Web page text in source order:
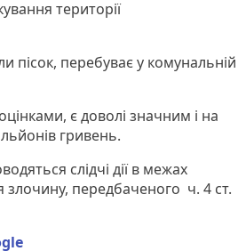
території
пісок, перебуває у комунальній
є доволі значним і на
гривень.
слідчі дії в межах
передбаченого ч. 4 ст.